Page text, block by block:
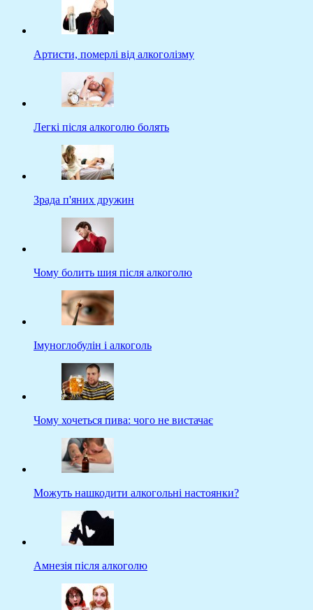
Артисти, померлі від алкоголізму
Легкі після алкоголю болять
Зрада п'яних дружин
Чому болить шия після алкоголю
Імуноглобулін і алкоголь
Чому хочеться пива: чого не вистачає
Можуть нашкодити алкогольні настоянки?
Амнезія після алкоголю